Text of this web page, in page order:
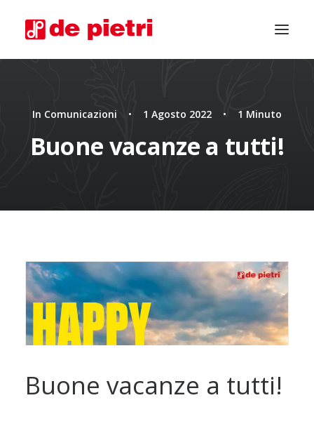
In Comunicazioni • 1 Agosto 2022 • 1 Minuto
Buone vacanze a tutti!
Buone vacanze a tutti!